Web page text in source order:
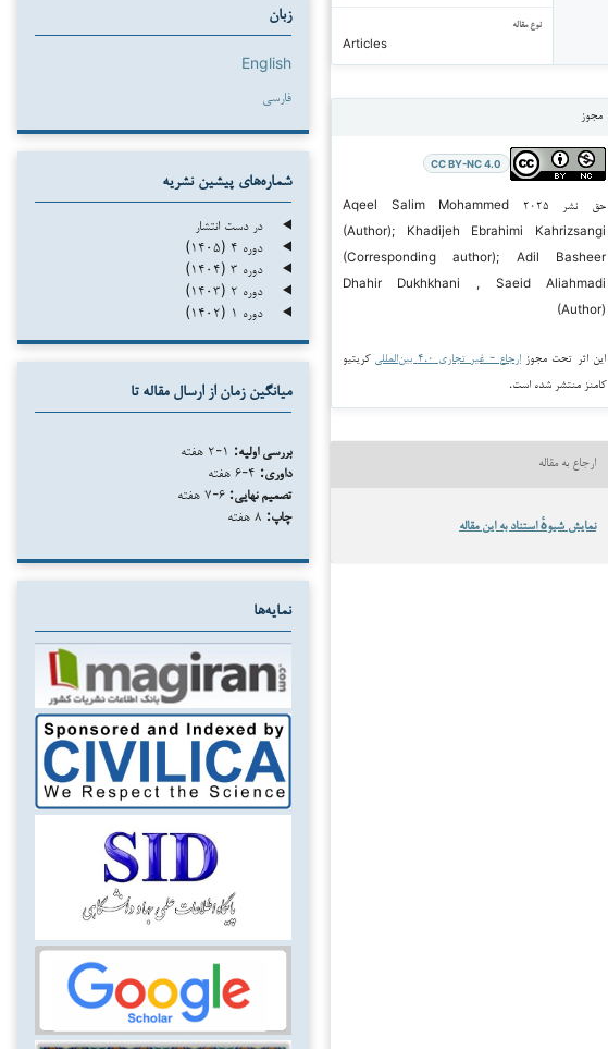
نوع مقاله
Articles
مجوز
CC BY-NC 4.0
حق نشر ۲۰۲۵ Aqeel Salim Mohammed
(Author); Khadijeh Ebrahimi Kahrizsangi
(Corresponding author); Adil Basheer
Dhahir Dukhkhani , Saeid Aliahmadi
(Author)
این اثر تحت مجوزارجاع - غیر تجاری ۴.۰ بین‌المللی
کریتیو
کامنز منتشر شده است.
ارجاع به مقاله
نمایش شیوهٔ استناد به این مقاله
زبان
English
فارسی
شماره‌های پیشین نشریه
در دست انتشار
دوره ۴ (۱۴۰۵)
دوره ۳ (۱۴۰۴)
دوره ۲ (۱۴۰۳)
دوره ۱ (۱۴۰۲)
میانگین زمان از ارسال مقاله تا
بررسی اولیه:
داوری:
تصمیم نهایی:
چاپ:
نمایه‌ها